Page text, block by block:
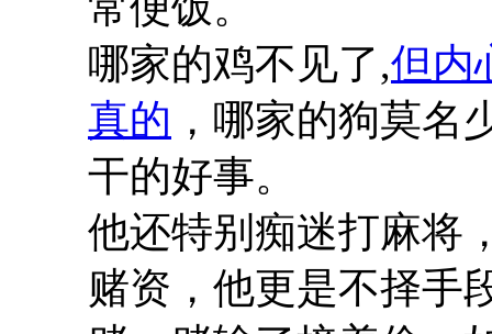
哪家的鸡不见了,但内
真的 ，哪家的狗莫名
干的好事。
他还特别痴迷打麻将
赌资，他更是不择手